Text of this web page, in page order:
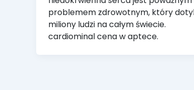
problemem zdrowotnym, który
miliony ludzi na całym świecie.
cardiominal cena w aptece.